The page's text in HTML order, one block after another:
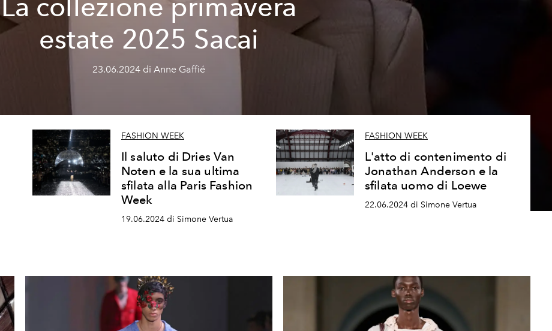
La collezione primavera
estate 2025 Sacai
23.06.2024 di Anne Gaffié
FASHION WEEK
Il saluto di Dries Van
Noten e la sua ultima
sfilata alla Paris Fashion
Week
19.06.2024 di Simone Vertua
FASHION WEEK
L'atto di contenimento di
Jonathan Anderson e la
sfilata uomo di Loewe
22.06.2024 di Simone Vertua